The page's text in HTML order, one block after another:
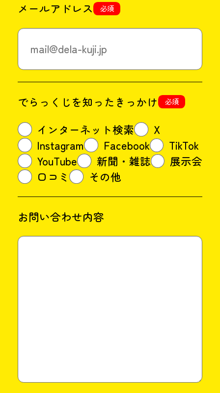
メールアドレス 必須
でらっくじを知ったきっかけ 必須
インターネット検索
X
Instagram
Facebook
TikTok
YouTube
新聞・雑誌
展示会
口コミ
その他
お問い合わせ内容